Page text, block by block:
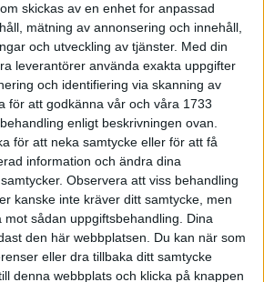
skickas av en enhet for anpassad
mätning av annonsering och innehåll,
och utveckling av tjänster. Med din
leverantörer använda exakta uppgifter
och identifiering via skanning av
för att godkänna vår och våra 1733
enligt beskrivningen ovan.
för att neka samtycke eller för att få
information och ändra dina
Observera att viss behandling
kanske inte kräver ditt samtycke, men
sådan uppgiftsbehandling. Dina
den här webbplatsen. Du kan när som
eller dra tillbaka ditt samtycke
denna webbplats och klicka på knappen
ASICS GEL-KAYANO™ 32 – perfekt
för löparen som vill ha stabilitet
och dämpning
24 feb 2026
Sarah Lahti överlägsen vid
terräng-SM
20 okt 2025
Almgrens brons blev det stora